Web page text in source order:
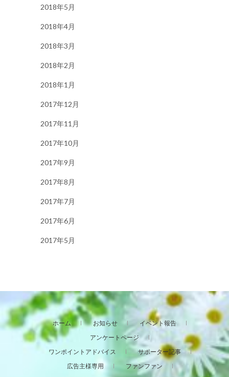
2018年5月
2018年4月
2018年3月
2018年2月
2018年1月
2017年12月
2017年11月
2017年10月
2017年9月
2017年8月
2017年7月
2017年6月
2017年5月
ホーム お知らせ
イベント報告
アンケートページ
ワンポイントアドバイス
サポーター記事
広告主様専用
ファンファン